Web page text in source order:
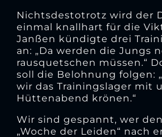
Nichtsdestotrotz wird der
einmal knallhart für die
Janßen kündigte drei
an: „Da werden die Jungs
rausquetschen müssen.“
soll die Belohnung folgen:
wir das Trainingslager mit
Hüttenabend krönen.“
Wir sind gespannt, wer
„Woche der Leiden“ nach